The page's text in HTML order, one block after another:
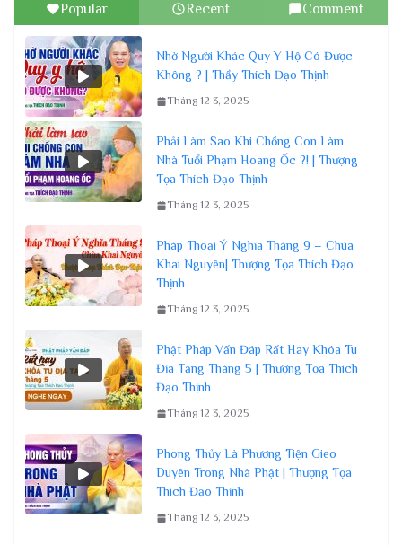
Popular Recent Comment
Nhờ Người Khác Quy Y Hộ Có Được
Không ? | Thầy Thích Đạo Thịnh
Tháng 12 3, 2025
Phải Làm Sao Khi Chồng Con Làm
Nhà Tuổi Phạm Hoang Ốc ?! | Thượng
Tọa Thích Đạo Thịnh
Tháng 12 3, 2025
Pháp Thoại Ý Nghĩa Tháng 9 – Chùa
Khai Nguyên| Thượng Tọa Thích Đạo
Thịnh
Tháng 12 3, 2025
Phật Pháp Vấn Đáp Rất Hay Khóa Tu
Địa Tạng Tháng 5 | Thượng Tọa Thích
Đạo Thịnh
Tháng 12 3, 2025
Phong Thủy Là Phương Tiện Gieo
Duyên Trong Nhà Phật | Thượng Tọa
Thích Đạo Thịnh
Tháng 12 3, 2025